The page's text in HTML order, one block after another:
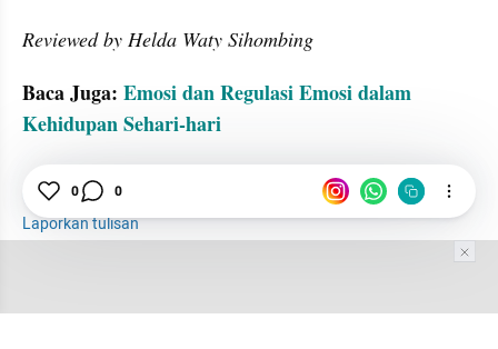
Reviewed by Helda Waty Sihombing
Baca Juga: Emosi dan Regulasi Emosi dalam
Kehidupan Sehari-hari
Kesehatan Mental
Psikologi
Laporkan tulisan
0 0